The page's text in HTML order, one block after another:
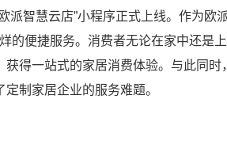
派智慧云店”小程序正式上线。作为欧
的便捷服务。消费者无论在家中还是
获得一站式的家居消费体验。与此同
制家居企业的服务难题。